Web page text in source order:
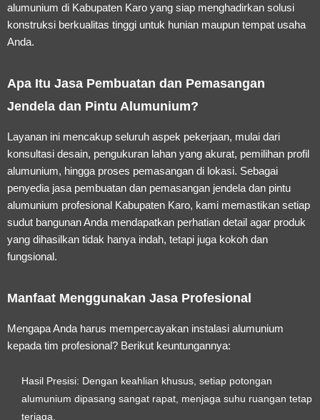
alumunium di Kabupaten Karo yang siap menghadirkan solusi
konstruksi berkualitas tinggi untuk hunian maupun tempat usaha
Anda.
Apa Itu Jasa Pembuatan dan Pemasangan
Jendela dan Pintu Alumunium?
Layanan ini mencakup seluruh aspek pekerjaan, mulai dari
konsultasi desain, pengukuran lahan yang akurat, pemilihan profil
alumunium, hingga proses pemasangan di lokasi. Sebagai
penyedia jasa pembuatan dan pemasangan jendela dan pintu
alumunium profesional Kabupaten Karo, kami memastikan setiap
sudut bangunan Anda mendapatkan perhatian detail agar produk
yang dihasilkan tidak hanya indah, tetapi juga kokoh dan
fungsional.
Manfaat Menggunakan Jasa Profesional
Mengapa Anda harus mempercayakan instalasi alumunium
kepada tim profesional? Berikut keuntungannya:
Hasil Presisi: Dengan keahlian khusus, setiap potongan
alumunium dipasang sangat rapat, menjaga suhu ruangan tetap
terjaga.